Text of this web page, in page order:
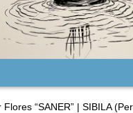
Flores “SANER” | SIBILA